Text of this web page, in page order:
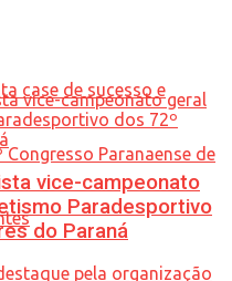
vice-campeonato
Paradesportivo
do Paraná